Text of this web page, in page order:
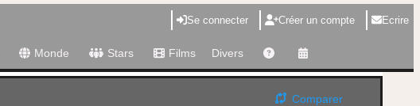
Se connecter Créer un compte Ecrire
Monde Stars Films Divers
Comparer